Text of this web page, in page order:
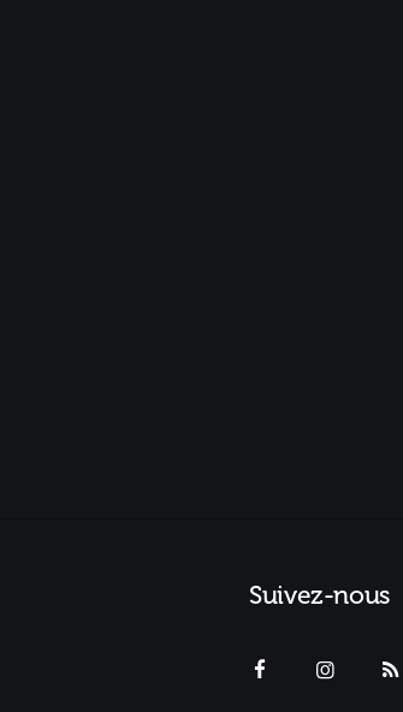
Suivez-nous